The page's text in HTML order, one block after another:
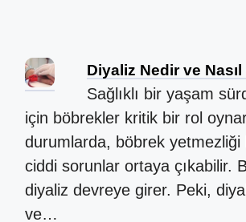
Diyaliz Nedir ve Nasıl
Sağlıklı bir yaşam
için böbrekler kritik bir rol
durumlarda, böbrek yetmezliği
ciddi sorunlar ortaya çıkabilir.
diyaliz devreye girer. Peki,
ve…